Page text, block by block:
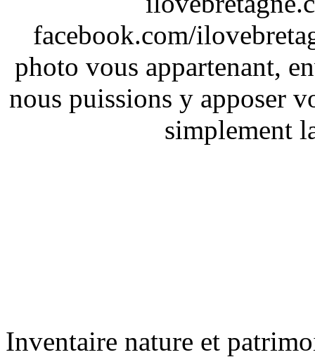
facebook.com/
photo vous appartenant,
nous puissions y apposer
simplement
Inventaire nature et